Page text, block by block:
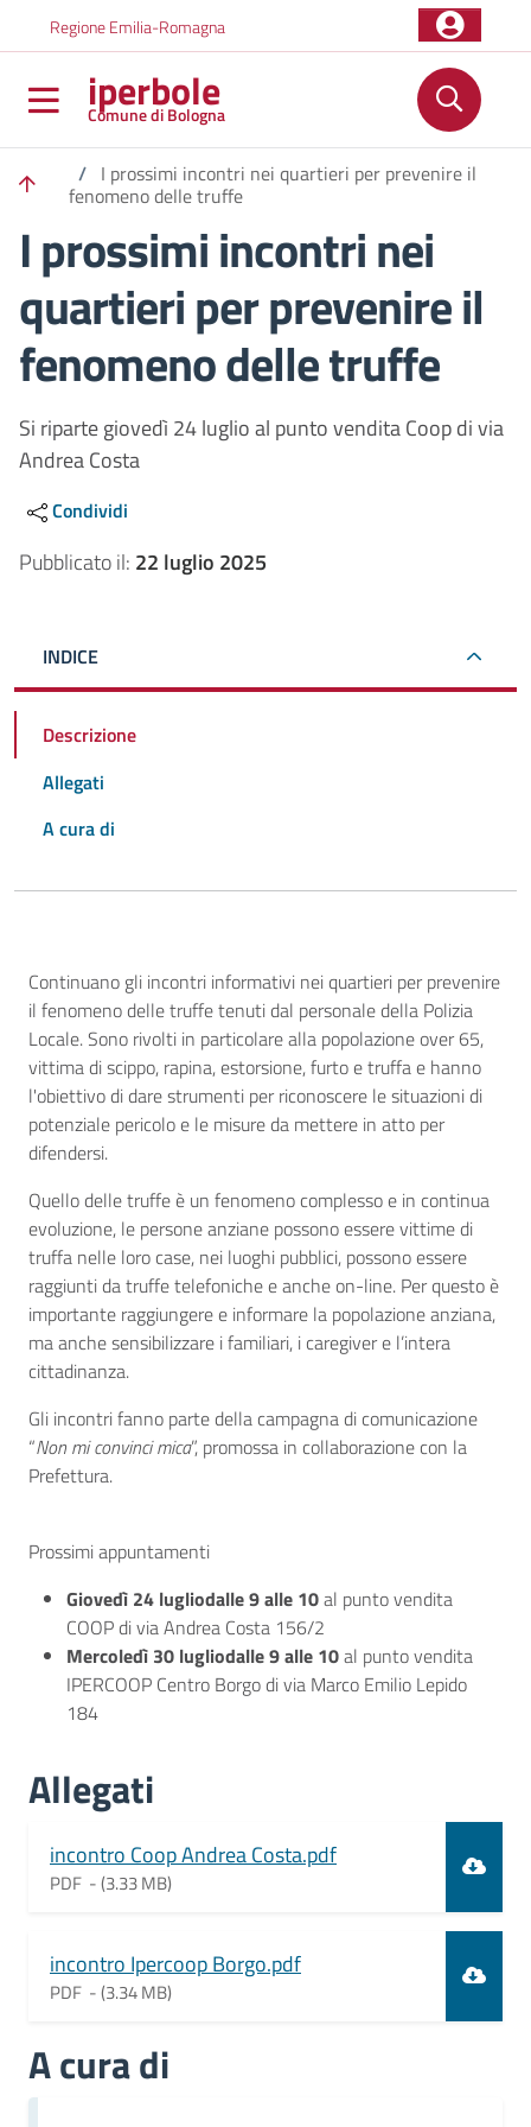
Regione Emilia-Romagna
iperbole
Comune di Bologna
/ I prossimi incontri nei quartieri per prevenire il
fenomeno delle truffe
I prossimi incontri nei
quartieri per prevenire il
fenomeno delle truffe
Si riparte giovedì 24 luglio al punto vendita Coop di via
Andrea Costa
Condividi
Pubblicato il: 22 luglio 2025
INDICE
Descrizione
Allegati
A cura di
Descrizione
Continuano gli incontri informativi nei quartieri per prevenire
il fenomeno delle truffe tenuti dal personale della Polizia
Locale. Sono rivolti in particolare alla popolazione over 65,
vittima di scippo, rapina, estorsione, furto e truffa e hanno
l'obiettivo di dare strumenti per riconoscere le situazioni di
potenziale pericolo e le misure da mettere in atto per
difendersi.
Quello delle truffe è un fenomeno complesso e in continua
evoluzione, le persone anziane possono essere vittime di
truffa nelle loro case, nei luoghi pubblici, possono essere
raggiunti da truffe telefoniche e anche on-line. Per questo è
importante raggiungere e informare la popolazione anziana,
ma anche sensibilizzare i familiari, i caregiver e l’intera
cittadinanza.
Gli incontri fanno parte della campagna di comunicazione
“Non mi convinci mica”, promossa in collaborazione con la
Prefettura.
Prossimi appuntamenti
Giovedì 24 lugliodalle 9 alle 10al punto vendita
COOP di via Andrea Costa 156/2
Mercoledì 30 lugliodalle 9 alle 10al punto vendita
IPERCOOP Centro Borgo di via Marco Emilio Lepido
184
Allegati
incontro Coop Andrea Costa.pdf
PDF -(3.33 MB)
incontro Ipercoop Borgo.pdf
PDF -(3.34 MB)
A cura di